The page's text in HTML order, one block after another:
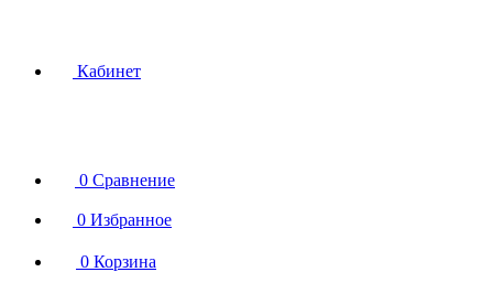
Кабинет
0 Сравнение
0 Избранное
0 Корзина